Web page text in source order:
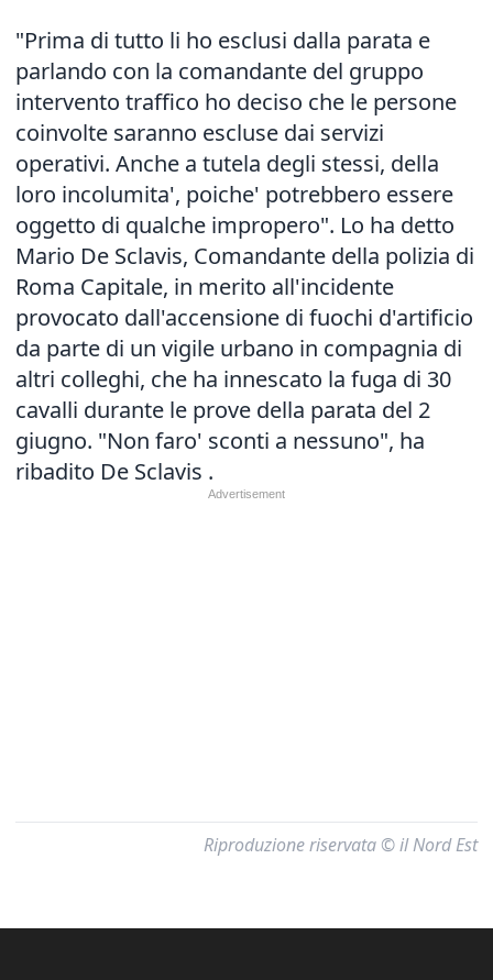
"Prima di tutto li ho esclusi dalla parata e
parlando con la comandante del gruppo
intervento traffico ho deciso che le persone
coinvolte saranno escluse dai servizi
operativi. Anche a tutela degli stessi, della
loro incolumita', poiche' potrebbero essere
oggetto di qualche impropero". Lo ha detto
Mario De Sclavis, Comandante della polizia di
Roma Capitale, in merito all'incidente
provocato dall'accensione di fuochi d'artificio
da parte di un vigile urbano in compagnia di
altri colleghi, che ha innescato la fuga di 30
cavalli durante le prove della parata del 2
giugno. "Non faro' sconti a nessuno", ha
ribadito De Sclavis .
Riproduzione riservata © il Nord Est